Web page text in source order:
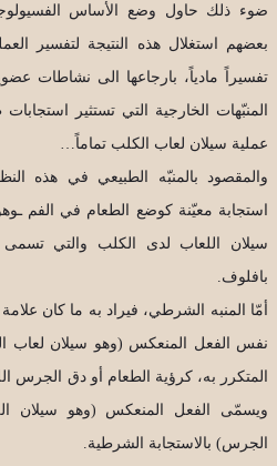
ضوء ذلك حاول وضع الأساس
بعضهم استغلال هذه النتيجة لتفسير
تفسيراً مادياً، بارجاعها الى نشاطات
المنبّهات الخارجية التي تستثير
عملية سيلان لعاب الكلب تماماً…
والمقصود بالمنبّه الطبيعي في هذه
استجابة معيّنة كوضع الطعام في الفم
سيلان اللعاب لدى الكلب والتي تسمى
بافلوف.
أمّا المنبه الشرطي، فيراد به ما كان
نفس الفعل المنعكس (وهو سيلان لعاب
المتكرر به، كرؤية الطعام أو دق الجرس
ويسمّى الفعل المنعكس (وهو سيلان
الجرس) بالاستجابة الشرطية.